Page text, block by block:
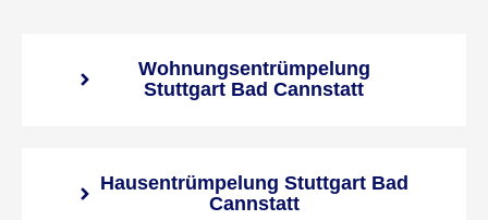
Wohnungsentrümpelung
Stuttgart Bad Cannstatt
Hausentrümpelung Stuttgart Bad
Cannstatt